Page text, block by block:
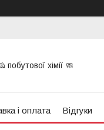
хімії 🧼
і оплата Відгуки